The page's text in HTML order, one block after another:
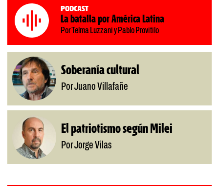
Podcast
La batalla por América Latina
Por Telma Luzzani y Pablo Provitilo
Soberanía cultural
Por Juano Villafañe
El patriotismo según Milei
Por Jorge Vilas